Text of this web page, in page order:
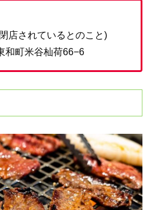
店されているとのこと)
和町米谷杣荷66−6